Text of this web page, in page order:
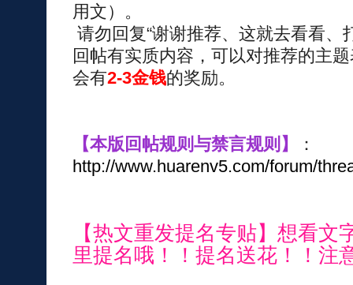
用文）。
请勿回复“谢谢推荐、这就去看看、
回帖有实质内容，可以对推荐的主
会有2-3金钱的奖励。
【本版回帖规则与禁言规则】
：
http://www.huarenv5.com/forum/
【热文重发提名专贴】想看文
里提名哦！！提名送花！！注